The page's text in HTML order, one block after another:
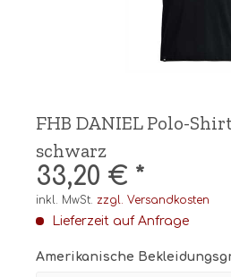
FHB DANIEL Polo-
schwarz
33,20 € *
inkl. MwSt. zzgl. Versandkosten
Lieferzeit auf Anfrage
Amerikanische